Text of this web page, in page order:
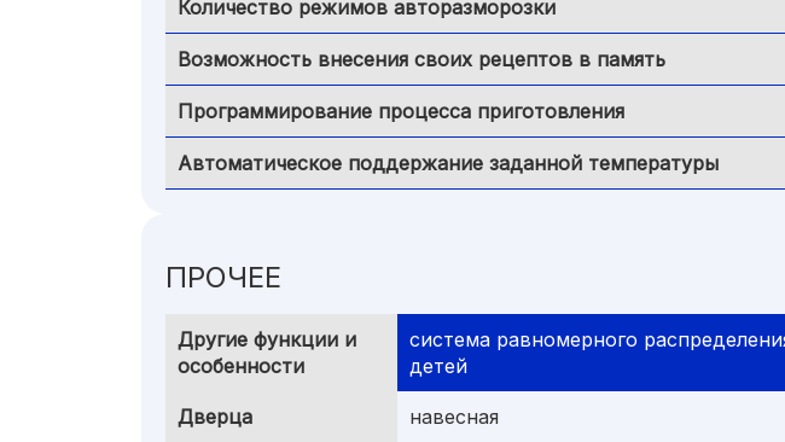
Количество режимов авторазморозки
Возможность внесения своих рецептов в память
Программирование процесса приготовления
Автоматическое поддержание заданной температуры
ПРОЧЕЕ
Другие функции и
особенности
система равномерного
детей
Дверца навесная